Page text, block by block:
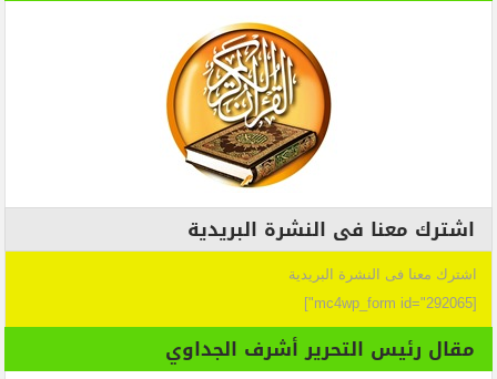
اشترك معنا فى النشرة البريدية
اشترك معنا فى النشرة البريدية
[mc4wp_form id="292065"]
مقال رئيس التحرير أشرف الجداوي